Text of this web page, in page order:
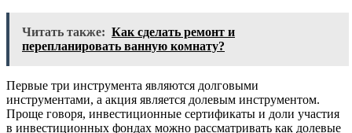
Читать также: Как сделать ремонт и
перепланировать ванную комнату?
Первые три инструмента являются долговыми
инструментами, а акция является долевым инструментом.
Проще говоря, инвестиционные сертификаты и доли участия
в инвестиционных фондах можно рассматривать как долевые